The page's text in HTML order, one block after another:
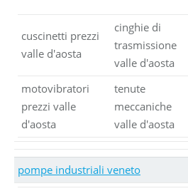
cuscinetti prezzi
valle d'aosta
cinghie di
trasmissione
valle d'aosta
motovibratori
prezzi valle
d'aosta
tenute
meccaniche
valle d'aosta
pompe industriali veneto